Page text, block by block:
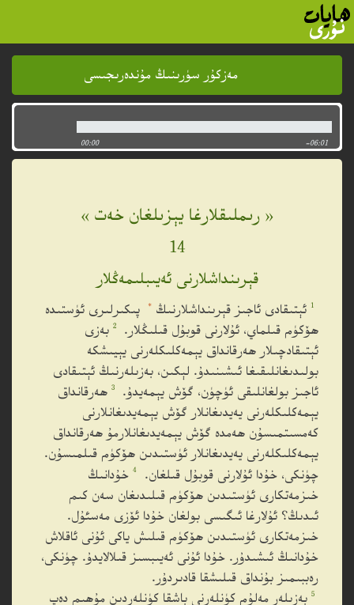
مەزكۇر سۈرىنىڭ مۇندەرىجىسى
مەزكۇر سۈرىنىڭ مۇندەرىجىسى
00:00 -06:01
« رىملىقلارغا يېزىلغان خەت »
14
قېرىنداشلارنى ئەيىبلىمەڭلار
1 ئېتىقادى ئاجىز قېرىنداشلارنىڭ *
پىكىرلىرى ئۈستىدە
ھۆكۈم قىلماي، ئۇلارنى قوبۇل قىلىڭلار.
2 بەزى
ئېتىقادچىلار ھەرقانداق يېمەكلىكلەرنى يېيىشكە
بولىدىغانلىقىغا ئىشىنىدۇ. لېكىن، بەزىلەرنىڭ ئېتىقادى
ئاجىز بولغانلىقى ئۈچۈن، گۆش يېمەيدۇ.
3 ھەرقانداق
يېمەكلىكلەرنى يەيدىغانلار گۆش يېمەيدىغانلارنى
كەمسىتمىسۇن ھەمدە گۆش يېمەيدىغانلارمۇ ھەرقانداق
يېمەكلىكلەرنى يەيدىغانلار ئۈستىدىن ھۆكۈم قىلمىسۇن.
چۈنكى، خۇدا ئۇلارنى قوبۇل قىلغان.
4 خۇدانىڭ
خىزمەتكارى ئۈستىدىن ھۆكۈم قىلىدىغان سەن كىم
ئىدىڭ؟ ئۇلارغا ئىگىسى بولغان خۇدا ئۆزى مەسئۇل.
خىزمەتكارى ئۈستىدىن ھۆكۈم قىلىش ياكى ئۇنى ئاقلاش
خۇدانىڭ ئىشىدۇر. خۇدا ئۇنى ئەيىبسىز قىلالايدۇ. چۈنكى،
رەببىمىز بۇنداق قىلىشقا قادىردۇر.
5 بەزىلەر مەلۇم كۈنلەرنى باشقا كۈنلەردىن مۇھىم دەپ